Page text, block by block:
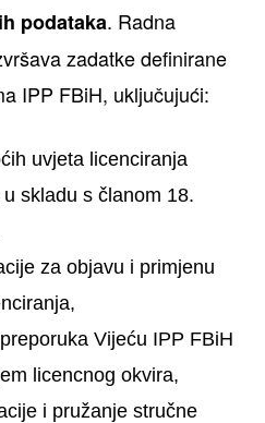
podataka. Radna
zadatke definirane
IPP FBiH, uključujući:
uvjeta licenciranja
skladu s članom 18.
za objavu i primjenu
Vijeću IPP FBiH
licencnog okvira,
i pružanje stručne